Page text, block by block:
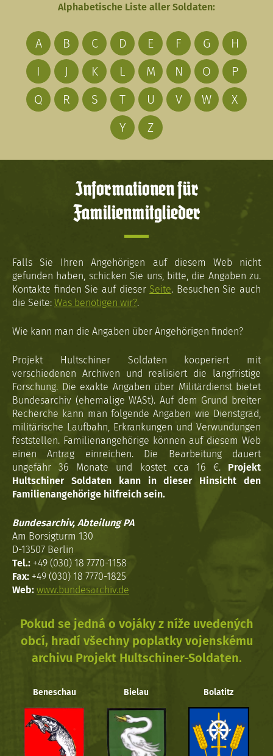
Alphabetische Liste aller Soldaten:
A B C D E F G
H
I
J K L M N O
P
Q
R S T U V W
X
Y
Z
Informationen für
Familienmitglieder
Falls Sie Ihren Angehörigen auf diesem Web nicht
gefunden haben, schicken Sie uns, bitte, die Angaben zu.
Kontakte finden Sie auf dieser Seite. Besuchen Sie auch
die Seite: Was benötigen wir?.
Wie kann man die Angaben über Angehörigen finden?
Projekt Hultschiner Soldaten kooperiert mit
verschiedenen Archiven und realisiert die langfristige
Forschung. Die exakte Angaben über Militärdienst bietet
Bundesarchiv (ehemalige WASt). Auf dem Grund breiter
Recherche kann man folgende Angaben wie Dienstgrad,
militärische Laufbahn, Erkrankungen und Verwundungen
feststellen. Familienangehörige können auf diesem Web
einen Antrag einreichen. Die Bearbeitung dauert
ungefähr 36 Monate und kostet cca 16 €. Projekt
Hultschiner Soldaten kann in dieser Hinsicht den
Familienangehörige hilfreich sein.
Bundesarchiv, Abteilung PA
Am Borsigturm 130
D-13507 Berlin
Tel.: +49 (030) 18 7770-1158
Fax: +49 (030) 18 7770-1825
Web: www.bundesarchiv.de
Pokud se jedná o vojáky z níže uvedených
obcí, hradí všechny poplatky vojenskému
archivu Projekt Hultschiner-Soldaten.
Beneschau Bielau Bolatitz